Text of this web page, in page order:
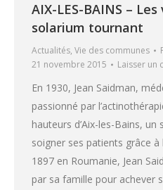
AIX-LES-BAINS –
solarium tournant
Actualités, Vie des communes
21 novembre 2015
Laisser un
En 1930, Jean Saidman,
passionné par
hauteurs d’Aix-les-Bains,
soigner ses patients grâce
1897 en Roumanie, Jean
par sa famille pour achever